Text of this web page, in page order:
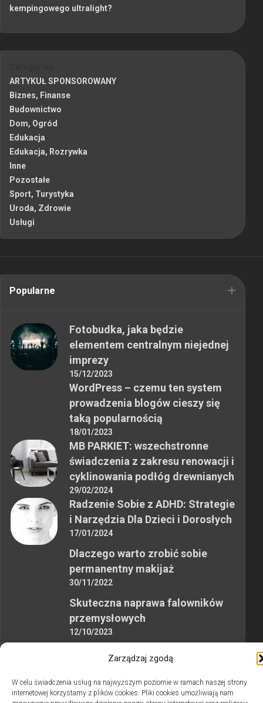
Zarządzaj zgodą
W celu świadczenia usług na najwyższym poziomie w ramach naszej strony
internetowej korzystamy z plików cookies. Pliki cookies umożliwiają nam
kempingowego ultralight?
ARTYKUŁ SPONSOROWANY
Biznes, Finanse
Budownictwo
Dom, Ogród
Edukacja
Edukacja, Rozrywka
Inne
Pozostałe
Sport, Turystyka
Uroda, Zdrowie
Usługi
Popularne
Fotobudka, jaka będzie
elementem centralnym niejednej
imprezy
15/12/2023
WordPress – czemu ten system
prowadzenia blogów cieszy się
taką popularnością
18/01/2023
MB PARKIET: wszechstronne
świadczenia z zakresu renowacji i
cyklinowania podłóg drewnianych
29/02/2024
Radzenie Sobie z ADHD: Strategie
i Narzędzia Dla Dzieci i Dorosłych
17/01/2024
Dlaczego warto zrobić sobie
permanentny makijaż
30/11/2022
Skuteczna naprawa falowników
przemysłowych
12/10/2023